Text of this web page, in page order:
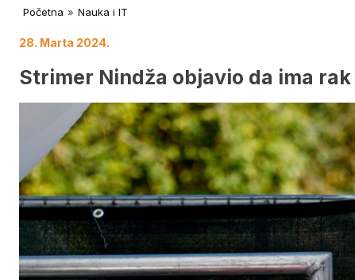
Početna » Nauka i IT
28. Marta 2024.
Strimer Nindža objavio da ima rak